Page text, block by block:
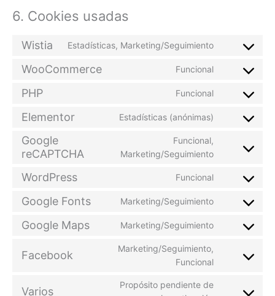
6. Cookies usadas
Wistia Estadísticas, Marketing/Seguimiento
WooCommerce Funcional
PHP Funcional
Elementor Estadísticas (anónimas)
Google
reCAPTCHA
Funcional,
Marketing/Seguimiento
WordPress Funcional
Google Fonts Marketing/Seguimiento
Google Maps Marketing/Seguimiento
Facebook
Marketing/Seguimiento,
Funcional
Varios
Propósito pendiente de